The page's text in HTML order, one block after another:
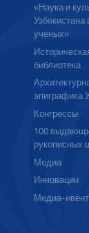
«Наука и
Узбекистана
ученых»
библиотека
эпиграфика
Конгрессы
100
рукописных
Медиа
Инновации
Медиа-